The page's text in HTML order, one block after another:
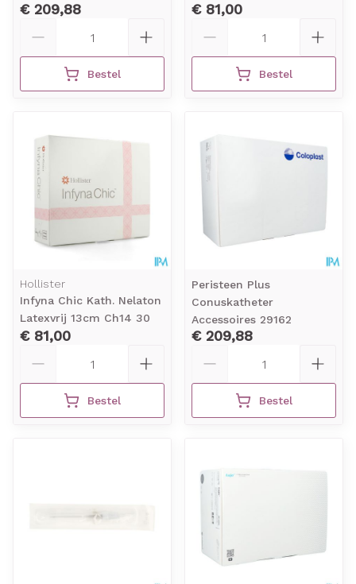
€ 209,88
Bestel
€ 81,00
Bestel
Hollister
Infyna Chic Kath. Nelaton
Latexvrij 13cm Ch14 30
€ 81,00
Bestel
Peristeen Plus
Conuskatheter
Accessoires 29162
€ 209,88
Bestel